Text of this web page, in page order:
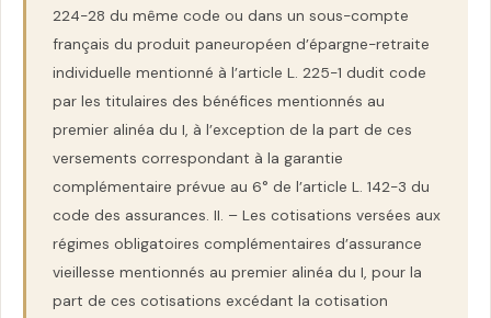
224-28 du même code ou dans un sous-compte
français du produit paneuropéen d’épargne-retraite
individuelle mentionné à l’article L. 225-1 dudit code
par les titulaires des bénéfices mentionnés au
premier alinéa du I, à l’exception de la part de ces
versements correspondant à la garantie
complémentaire prévue au 6° de l’article L. 142-3 du
code des assurances. II. – Les cotisations versées aux
régimes obligatoires complémentaires d’assurance
vieillesse mentionnés au premier alinéa du I, pour la
part de ces cotisations excédant la cotisation